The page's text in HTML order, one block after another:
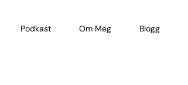
Podkast Om Meg Blogg